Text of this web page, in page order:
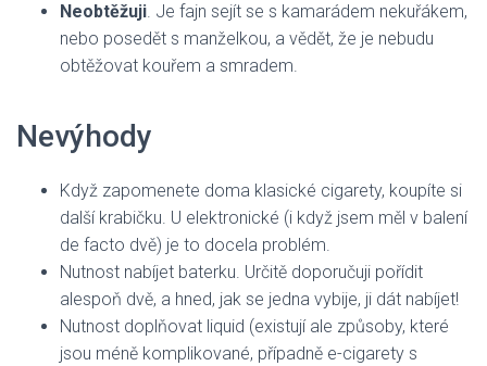
Neobtěžuji. Je fajn sejít se s kamarádem nekuřákem,
nebo posedět s manželkou, a vědět, že je nebudu
obtěžovat kouřem a smradem.
Nevýhody
Když zapomenete doma klasické cigarety, koupíte si
další krabičku. U elektronické (i když jsem měl v balení
de facto dvě) je to docela problém.
Nutnost nabíjet baterku. Určitě doporučuji pořídit
alespoň dvě, a hned, jak se jedna vybije, ji dát nabíjet!
Nutnost doplňovat liquid (existují ale způsoby, které
jsou méně komplikované, případně e-cigarety s